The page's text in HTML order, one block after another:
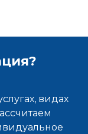
видах